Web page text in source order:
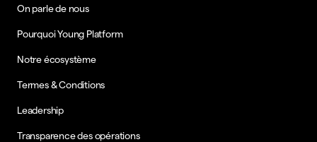
On parle de nous
Pourquoi Young Platform
Notre écosystème
Termes & Conditions
Leadership
Transparence des opérations